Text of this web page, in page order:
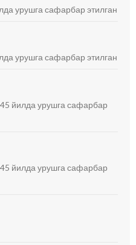
урушга сафарбар этилган
урушга сафарбар этилган
йилда урушга сафарбар
йилда урушга сафарбар